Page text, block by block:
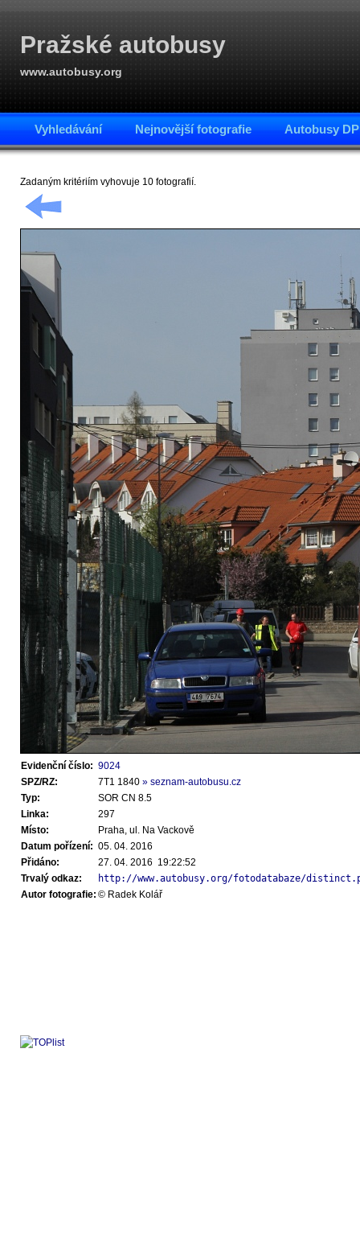
Pražské autobusy
www.autobusy.org
Vyhledávání Nejnovější fotografie Autobusy
Zadaným kritériím vyhovuje 10 fotografií.
Evidenční číslo: 9024
SPZ/RZ:
7T1 1840 » seznam-autobusu.cz
Typ:
SOR CN 8.5
Linka:
297
Místo:
Praha, ul. Na Vackově
Datum pořízení: 05. 04. 2016
Přidáno:
27. 04. 2016 19:22:52
Trvalý odkaz:
http://www.autobusy.org/fotodatabaze/
Autor fotografie: © Radek Kolář